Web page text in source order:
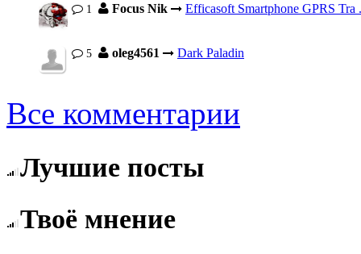
1 Focus Nik Efficasoft Smartphone GPRS Tra
5 oleg4561 Dark Paladin
Все комментарии
Лучшие посты
Твоё мнение